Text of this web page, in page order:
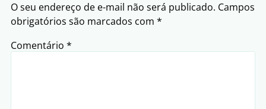
O seu endereço de e-mail não será publicado. Campos
obrigatórios são marcados com *
Comentário *